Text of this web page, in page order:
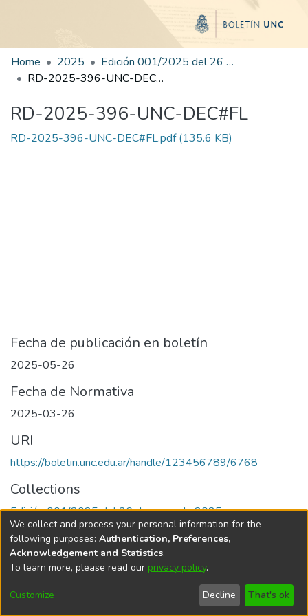
Home 2025
Edición 001/2025 del 26 de mayo de 2025
RD-2025-396-UNC-DEC#FL
RD-2025-396-UNC-DEC#FL
RD-2025-396-UNC-DEC#FL.pdf(135.6 KB)
Fecha de publicación en boletín
2025-05-26
Fecha de Normativa
2025-03-26
URI
https://boletin.unc.edu.ar/handle/123456789/6768
Collections
Edición 001/2025 del 26 de mayo de 2025
Universidad Nacional de Córdoba
We collect and process your personal information for the
following purposes: Authentication, Preferences,
Acknowledgement and Statistics.
To learn more, please read our privacy policy.
Customize Decline That's ok